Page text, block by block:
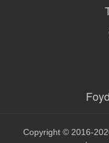
Copyright © 2016-